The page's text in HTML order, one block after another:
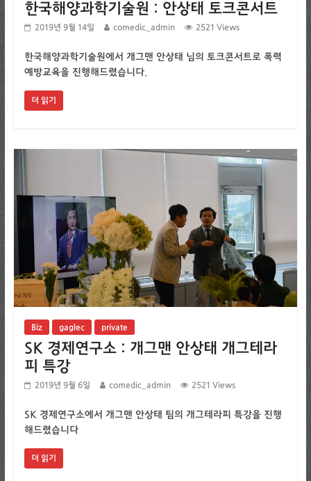
한국해양과학기술원 : 안상태 토크콘서트
2019년 9월 14일 comedic_admin 2521 Views
한국해양과학기술원에서 개그맨 안상태 님의 토크콘서트로 폭력
예방교육을 진행해드렸습니다.
더 읽기
Biz gaglec private
SK 경제연구소 : 개그맨 안상태 개그테라
피 특강
2019년 9월 6일 comedic_admin 2521 Views
SK 경제연구소에서 개그맨 안상태 팀의 개그테라피 특강을 진행
해드렸습니다
더 읽기